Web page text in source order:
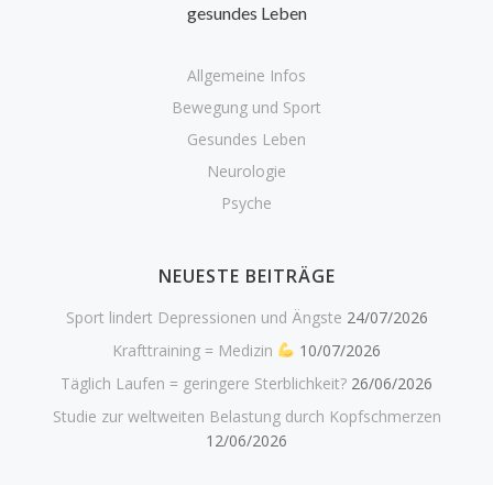
gesundes Leben
Allgemeine Infos
Bewegung und Sport
Gesundes Leben
Neurologie
Psyche
NEUESTE BEITRÄGE
Sport lindert Depressionen und Ängste 24/07/2026
Krafttraining = Medizin
10/07/2026
Täglich Laufen = geringere Sterblichkeit? 26/06/2026
Studie zur weltweiten Belastung durch Kopfschmerzen
12/06/2026